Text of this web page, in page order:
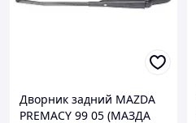
Дворник задний MAZDA
PREMACY 99 05 (МАЗДА